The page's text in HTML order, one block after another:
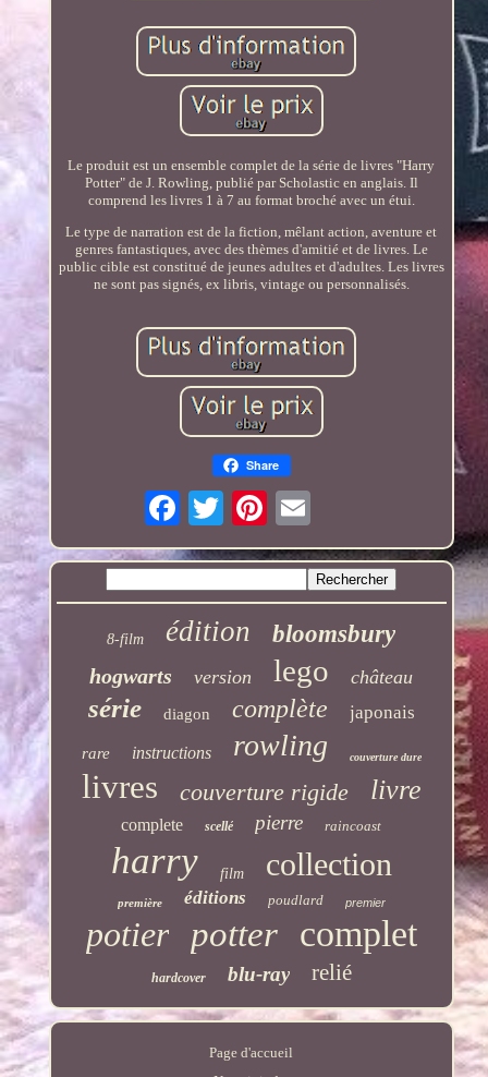
Le produit est un ensemble complet de la série de livres "Harry
Potter" de J. Rowling, publié par Scholastic en anglais. Il
comprend les livres 1 à 7 au format broché avec un étui.
Le type de narration est de la fiction, mêlant action, aventure et
genres fantastiques, avec des thèmes d'amitié et de livres. Le
public cible est constitué de jeunes adultes et d'adultes. Les livres
ne sont pas signés, ex libris, vintage ou personnalisés.
Share
8-film édition bloomsbury
hogwarts version lego château
série diagon complète japonais
rare instructions rowling couverture dure
livres couverture rigide livre
complete scellé pierre raincoast
harry film collection
première éditions poudlard premier
potier potter complet
hardcover blu-ray relié
Page d'accueil